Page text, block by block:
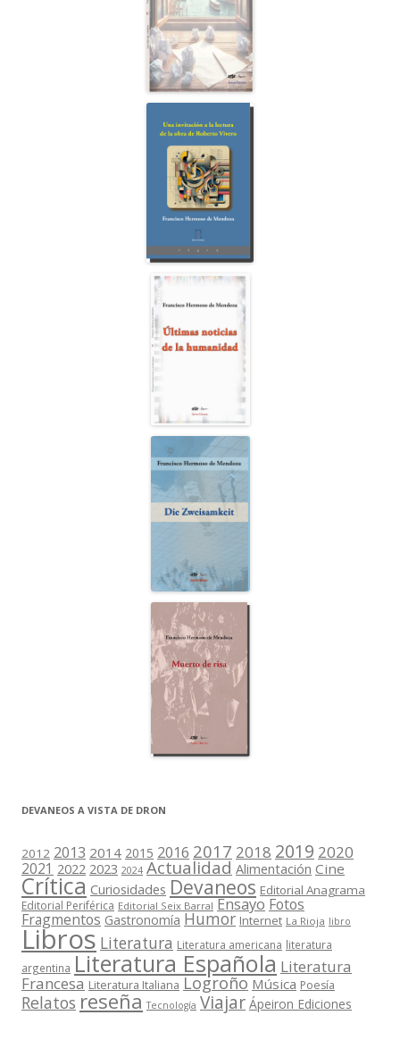
DEVANEOS A VISTA DE DRON
2012 2013 2014 2015 2016 2017 2018 2019 2020
2021 2022 2023 2024 Actualidad Alimentación Cine
Crítica Curiosidades Devaneos Editorial Anagrama
Editorial Periférica Editorial Seix Barral Ensayo Fotos
Fragmentos Gastronomía Humor Internet La Rioja libro
Libros Literatura Literatura americana literatura
argentina Literatura Española Literatura
Francesa Literatura Italiana Logroño Música Poesía
Relatos reseña Tecnología Viajar Ápeiron Ediciones